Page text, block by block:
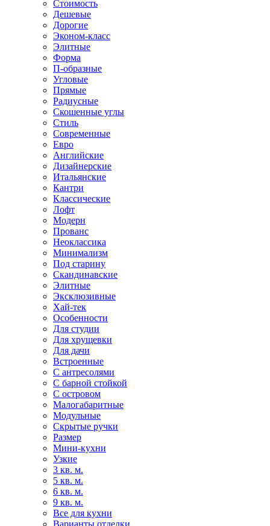
Стоимость
Дешевые
Дорогие
Эконом-класс
Элитные
Форма
П-образные
Угловые
Прямые
Радиусные
Скошенные углы
Стиль
Современные
Евро
Английские
Дизайнерские
Итальянские
Кантри
Классические
Лофт
Модерн
Прованс
Неоклассика
Минимализм
Под старину
Скандинавские
Элитные
Эксклюзивные
Хай-тек
Особенности
Для студии
Для хрущевки
Для дачи
Встроенные
С антресолями
С барной стойкой
С островом
Малогабаритные
Модульные
Скрытые ручки
Размер
Мини-кухни
Узкие
3 кв. м.
5 кв. м.
6 кв. м.
9 кв. м.
Все для кухни
Варианты отделки